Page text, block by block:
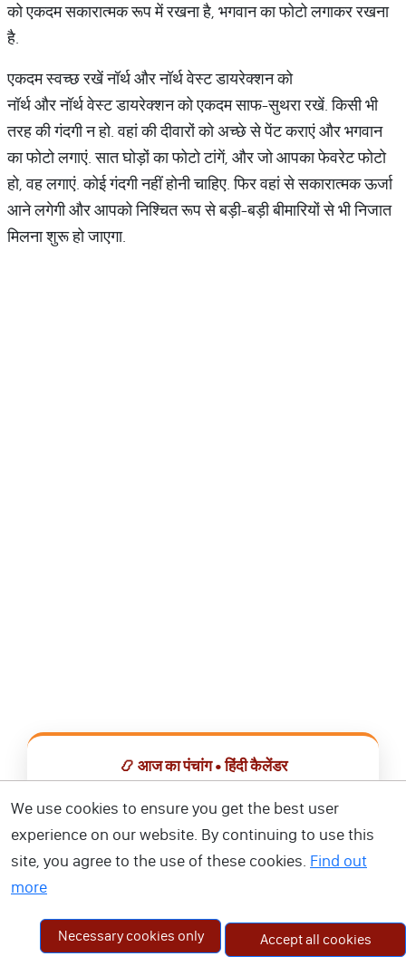
को एकदम सकारात्मक रूप में रखना है, भगवान का फोटो लगाकर रखना
है.
एकदम स्वच्छ रखें नॉर्थ और नॉर्थ वेस्ट डायरेक्शन को
नॉर्थ और नॉर्थ वेस्ट डायरेक्शन को एकदम साफ-सुथरा रखें. किसी भी
तरह की गंदगी न हो. वहां की दीवारों को अच्छे से पेंट कराएं और भगवान
का फोटो लगाएं. सात घोड़ों का फोटो टांगें, और जो आपका फेवरेट फोटो
हो, वह लगाएं. कोई गंदगी नहीं होनी चाहिए. फिर वहां से सकारात्मक ऊर्जा
आने लगेगी और आपको निश्चित रूप से बड़ी-बड़ी बीमारियों से भी निजात
मिलना शुरू हो जाएगा.
📿 आज का पंचांग • हिंदी कैलेंडर
📅 हिंदी कैलेंडर ऐप डाउनलोड करें
We use cookies to ensure you get the best user
experience on our website. By continuing to use this
site, you agree to the use of these cookies. Find out
more
Necessary cookies only Accept all cookies